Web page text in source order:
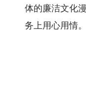
体的廉洁文化
务上用心用情。